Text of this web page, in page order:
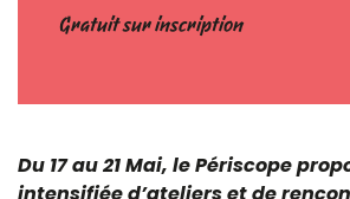
Gratuit sur inscription
Du 17 au 21 Mai, le Périscope